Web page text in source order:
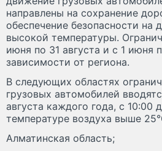
направлены на сохранение
обеспечение безопасности на
высокой температуры.
июня по 31 августа и с 1 июня
зависимости от региона.
В следующих областях
грузовых автомобилей
августа каждого года, с 10:00
температуре воздуха выше
Алматинская область;